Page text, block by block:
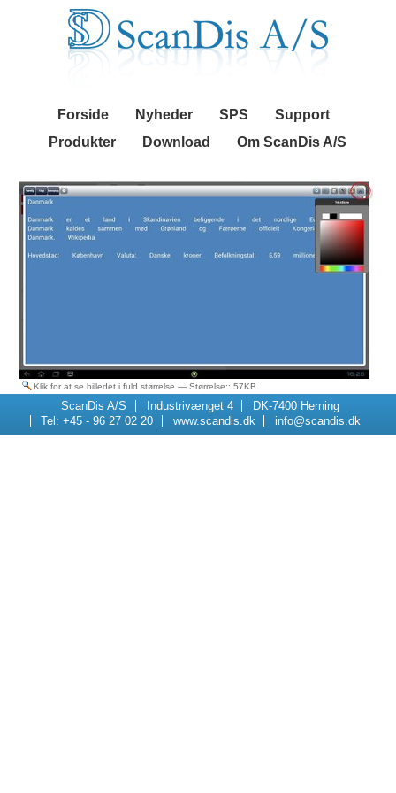
Navigation
Forside Nyheder SPS
Support
Produkter
Download Om ScanDis A/S
Klik for at se billedet i fuld størrelse —Størrelse:: 57KB
ScanDis A/S Industrivænget 4
DK-7400 Herning
Tel: +45 - 96 27 02 20
www.scandis.dk info@scandis.dk